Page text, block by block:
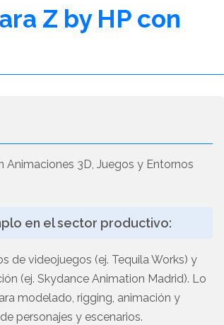
Z by HP con
Animaciones 3D, Juegos y Entornos
en el sector productivo:
de videojuegos (ej. Tequila Works) y
(ej. Skydance Animation Madrid). Lo
modelado, rigging, animación y
personajes y escenarios.